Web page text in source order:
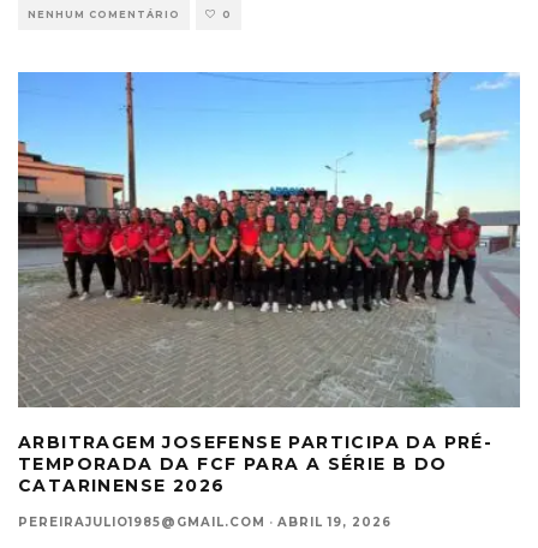
NENHUM COMENTÁRIO 0
ARBITRAGEM JOSEFENSE PARTICIPA DA PRÉ-
TEMPORADA DA FCF PARA A SÉRIE B DO
CATARINENSE 2026
PEREIRAJULIO1985@GMAIL.COM · ABRIL 19, 2026